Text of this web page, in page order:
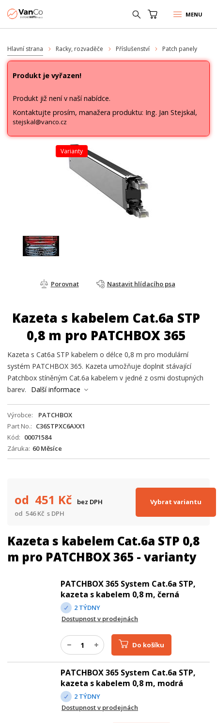
MENU
Hlavní strana Racky, rozvaděče Příslušenství Patch panely
Produkt je vyřazen!
Produkt již není v naší nabídce.
Kontaktujte prosím, manažera produktu: Ing. Jan Stejskal,
stejskal@vanco.cz
varianty
Porovnat Nastavit hlídacího psa
Kazeta s kabelem Cat.6a STP
0,8 m pro PATCHBOX 365
Kazeta s Cat6a STP kabelem o délce 0,8 m pro modulární
systém PATCHBOX 365. Kazeta umožňuje doplnit stávající
Patchbox stíněným Cat.6a kabelem v jedné z osmi dostupných
barev.
Další informace
Výrobce
PATCHBOX
Part No.
C36STPXC6AXX1
Kód
00071584
Záruka 60 Měsíce
od 451 Kč
bez DPH
od 546Kč s DPH
Vybrat variantu
Kazeta s kabelem Cat.6a STP 0,8
m pro PATCHBOX 365 - varianty
PATCHBOX 365 System Cat.6a STP,
kazeta s kabelem 0,8 m, černá
2 TÝDNY
Dostupnost v prodejnách
Do košíku
PATCHBOX 365 System Cat.6a STP,
kazeta s kabelem 0,8 m, modrá
2 TÝDNY
Dostupnost v prodejnách